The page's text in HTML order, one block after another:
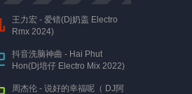
王力宏 - 爱错(Dj奶盖 Electro
Rmx 2024)
抖音洗脑神曲 - Hai Phut
Hon(Dj培仔 Electro Mix 2022)
周杰伦 - 说好的幸福呢（ DJ阿